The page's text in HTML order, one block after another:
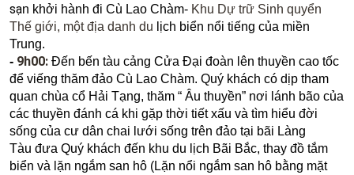
sạn khởi hành đi Cù Lao Chàm- Khu Dự trữ Sinh quyển
Thế giới, một địa danh du lịch biển nổi tiếng của miền
Trung.
- 9h00: Đến bến tàu cảng Cửa Đại đoàn lên thuyền cao tốc
để viếng thăm đảo Cù Lao Chàm. Quý khách có dịp tham
quan chùa cổ Hải Tạng, thăm “ Âu thuyền” nơi lánh bão của
các thuyền đánh cá khi gặp thời tiết xấu và tìm hiểu đời
sống của cư dân chai lưới sống trên đảo tại bãi Làng
Tàu đưa Quý khách đến khu du lịch Bãi Bắc, thay đồ tắm
biển và lặn ngắm san hô (Lặn nổi ngắm san hô bằng mặt